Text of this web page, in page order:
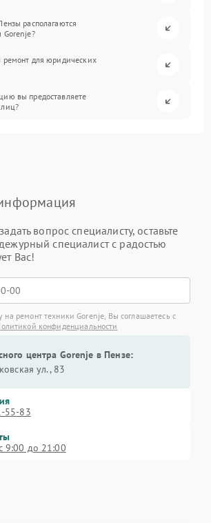
располагаются
Gorenje?
ремонт для юридических
вы предоставляете
вопрос специалисту, оставьте
специалист с радостью
Вас!
на ремонт техники Gorenje, Вы соглашаетесь с
конфиденциальности
центра Gorenje в Пензе:
ул., 83
55-83
9:00 до 21:00